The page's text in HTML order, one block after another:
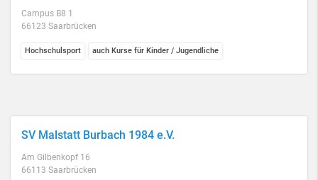
Campus B8 1
66123 Saarbrücken
Hochschulsport auch Kurse für Kinder / Jugendliche
SV Malstatt Burbach 1984 e.V.
Am Gilbenkopf 16
66113 Saarbrücken